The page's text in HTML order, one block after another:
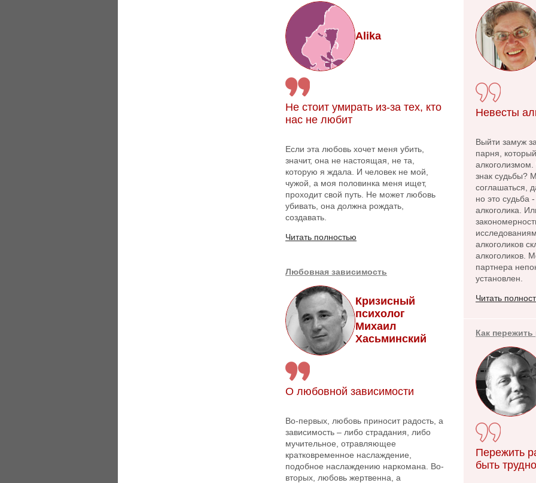
Alika
Не стоит умирать из-за тех, кто
нас не любит
Если эта любовь хочет меня убить,
значит, она не настоящая, не та,
которую я ждала. И человек не мой,
чужой, а моя половинка меня ищет,
проходит свой путь. Не может любовь
убивать, она должна рождать,
создавать.
Читать полностью
Любовная зависимость
Кризисный
психолог
Михаил
Хасьминский
О любовной зависимости
Во-первых, любовь приносит радость, а
зависимость – либо страдания, либо
мучительное, отравляющее
кратковременное наслаждение,
подобное наслаждению наркомана. Во-
вторых, любовь жертвенна, а
Невесты
Выйти замуж
парня,
знак судьбы?
соглашаться,
но это судьба
алкоголика.
алкоголиков
алкоголиков.
партнера
установлен.
Читать
Как пережить
Пережить
быть